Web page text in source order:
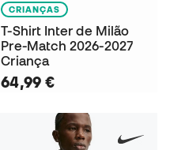
CRIANÇAS
T-Shirt Inter de Milão
Pre-Match 2026-2027
Criança
64,99 €